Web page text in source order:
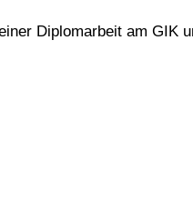
Diplomarbeit am GIK